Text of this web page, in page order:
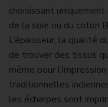
choisissant
de la soie ou du coton
L’épaisseur, la qualité
de trouver des tissus
même pour
traditionnelles
les écharpes sont